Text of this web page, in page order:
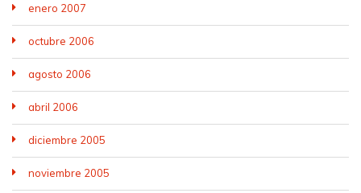
enero 2007
octubre 2006
agosto 2006
abril 2006
diciembre 2005
noviembre 2005